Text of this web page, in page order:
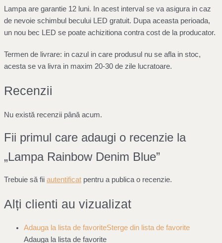
Lampa are garantie 12 luni. In acest interval se va asigura in caz
de nevoie schimbul becului LED gratuit. Dupa aceasta perioada,
un nou bec LED se poate achizitiona contra cost de la producator.
Termen de livrare: in cazul in care produsul nu se afla in stoc,
acesta se va livra in maxim 20-30 de zile lucratoare.
Recenzii
Nu există recenzii până acum.
Fii primul care adaugi o recenzie la
„Lampa Rainbow Denim Blue”
Trebuie să fii autentificat pentru a publica o recenzie.
Alți clienti au vizualizat
Adauga la lista de favoriteSterge din lista de favorite
Adauga la lista de favorite